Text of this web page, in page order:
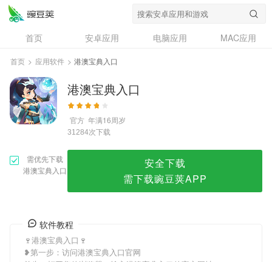
首页 安卓应用 电脑应用
MAC应用
资讯
专题
问答
首页 > 应用软件 > 港澳宝典入口
港澳宝典入口
官方 年满16周岁
31284次下载
需优先下载
港澳宝典入口
安全下载
需下载豌豆荚APP
软件教程
🍷港澳宝典入口🍷
❥第一步：访问港澳宝典入口官网